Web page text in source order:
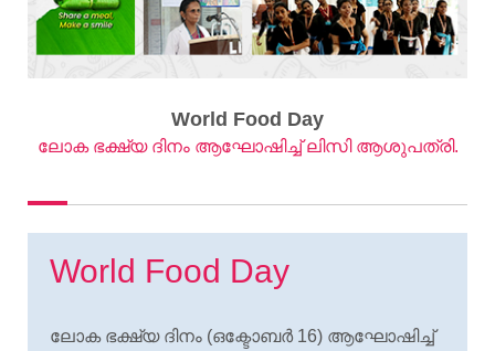
World Food Day
ലോക ഭക്ഷ്യ ദിനം ആഘോഷിച്ച് ലിസി ആശുപത്രി.
World Food Day
ലോക ഭക്ഷ്യ ദിനം (ഒക്ടോബര്16) ആഘോഷിച്ച്